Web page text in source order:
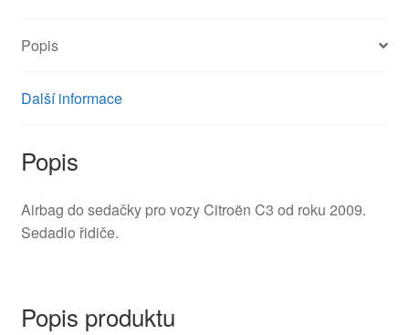
množství
Popis
Další informace
Popis
Airbag do sedačky pro vozy Citroën C3 od roku 2009.
Sedadlo řidiče.
Popis produktu